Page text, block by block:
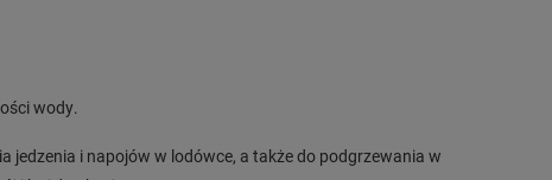
wody.
jedzenia i napojów w lodówce, a także do podgrzewania w